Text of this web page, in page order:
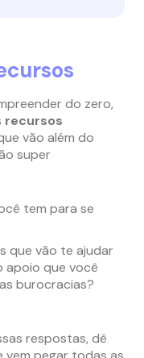
do zero,
recursos
vão além do
super
tem para se
que vão te ajudar
apoio que você
burocracias?
respostas, dê